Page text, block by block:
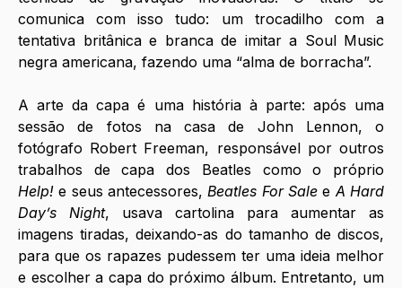
comunica com isso tudo: um trocadilho com a
tentativa britânica e branca de imitar a Soul Music
negra americana, fazendo uma “alma de borracha”.
A arte da capa é uma história à parte: após uma
sessão de fotos na casa de John Lennon, o
fotógrafo Robert Freeman, responsável por outros
Help! e seus antecessores, Beatles For Sale e A Hard
Day’s Night, usava cartolina para aumentar as
imagens tiradas, deixando-as do tamanho de discos,
para que os rapazes pudessem ter uma ideia melhor
e escolher a capa do próximo álbum. Entretanto, um